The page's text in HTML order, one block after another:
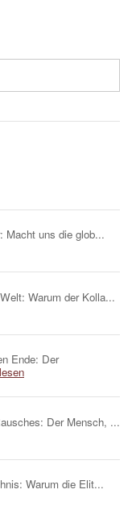
Macht uns die glob...
Warum der Kolla...
Ende: Der
Der Mensch, ...
Warum die Elit...